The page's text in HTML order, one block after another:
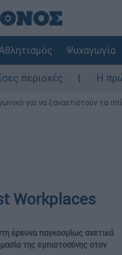
Ψυχαγωγία
Η πρώτη δήλωση
για να ξαναχτιστούν τα
Workplaces
έρευνα παγκοσμίως σχετικά
της εμπιστοσύνης στον